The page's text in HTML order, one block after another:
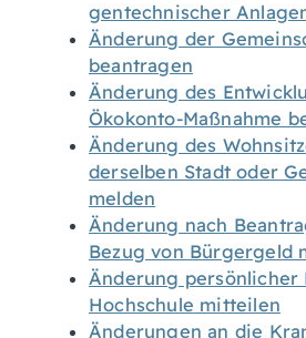
gentechnischer
Änderung der
beantragen
Änderung des
Ökokonto-Maßnahme
Änderung des
derselben Stadt oder
melden
Änderung nach
Bezug von Bürgergeld
Änderung persönlicher
Hochschule mitteilen
Änderungen an die